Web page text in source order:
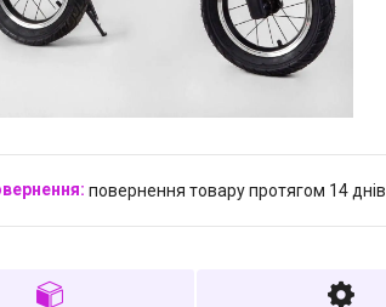
повернення товару протягом 14 днів